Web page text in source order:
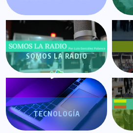
SOMOS LA RADIO
TECNOLOGÍA